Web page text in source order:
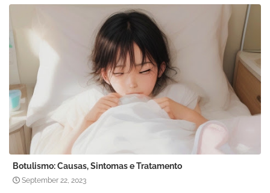
Botulismo: Causas, Sintomas e Tratamento
September 22, 2023